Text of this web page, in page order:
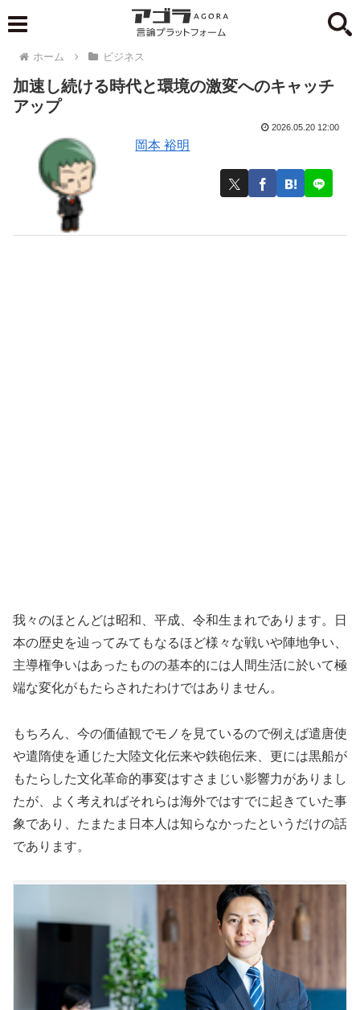
ホーム ビジネス
加速し続ける時代と環境の激変へのキャッチ
アップ
岡本 裕明
2026.05.20 12:00
我々のほとんどは昭和、平成、令和生まれであります。日
本の歴史を辿ってみてもなるほど様々な戦いや陣地争い、
主導権争いはあったものの基本的には人間生活に於いて極
端な変化がもたらされたわけではありません。
もちろん、今の価値観でモノを見ているので例えば遣唐使
や遣隋使を通じた大陸文化伝来や鉄砲伝来、更には黒船が
もたらした文化革命的事変はすさまじい影響力がありまし
たが、よく考えればそれらは海外ではすでに起きていた事
象であり、たまたま日本人は知らなかったというだけの話
であります。